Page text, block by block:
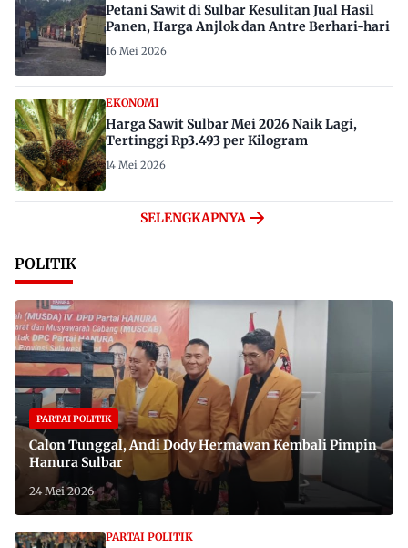
Petani Sawit di Sulbar Kesulitan Jual Hasil
Panen, Harga Anjlok dan Antre Berhari-hari
16 Mei 2026
EKONOMI
Harga Sawit Sulbar Mei 2026 Naik Lagi,
Tertinggi Rp3.493 per Kilogram
14 Mei 2026
SELENGKAPNYA
POLITIK
PARTAI POLITIK
Calon Tunggal, Andi Dody Hermawan Kembali Pimpin
Hanura Sulbar
24 Mei 2026
PARTAI POLITIK